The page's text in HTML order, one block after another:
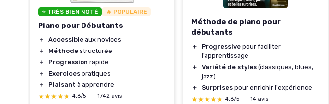
⭐ TRÈS BIEN NOTÉ 🔥 POPULAIRE
Piano pour Débutants
＋ Accessible aux novices
＋
Méthode structurée
＋
Progression rapide
＋
Exercices pratiques
＋
Plaisant à apprendre
★★★★★
★★★★★ 4,6/5 — 1742 avis
Méthode de piano pour
débutants
＋ Progressive pour faciliter
l'apprentissage
＋
Variété de styles (classiques, blues,
jazz)
＋
Surprises pour enrichir l'expérience
★★★★★
★★★★★ 4,6/5 — 14 avis